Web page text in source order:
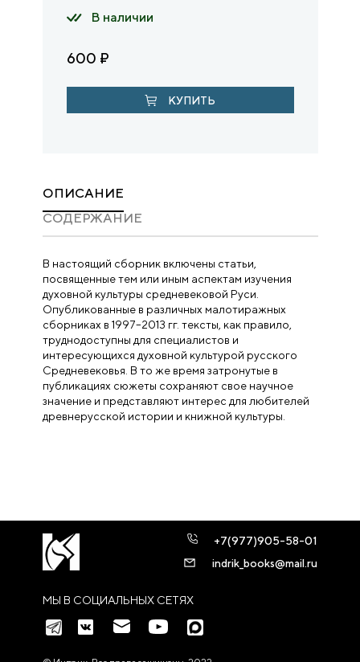
В наличии
600 ₽
КУПИТЬ
ОПИСАНИЕ
CОДЕРЖАНИЕ
В настоящий сборник включены статьи,
посвященные тем или иным аспектам изучения
духовной культуры средневековой Руси.
Опубликованные в различных малотиражных
сборниках в 1997–2013 гг. тексты, как правило,
труднодоступны для специалистов и
интересующихся духовной культурой русского
Средневековья. В то же время затронутые в
публикациях сюжеты сохраняют свое научное
значение и представляют интерес для любителей
древнерусской истории и книжной культуры.
МЫ В СОЦИАЛЬНЫХ СЕТЯХ
+7(977)905-58-01
indrik_books@mail.ru